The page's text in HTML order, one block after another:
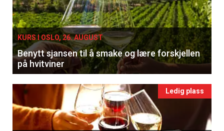
KURS I OSLO, 26. AUGUST
Benytt sjansen til å smake og lære forskjellen
på hvitviner
Ledig plass